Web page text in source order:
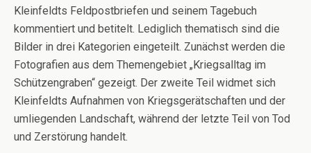
Kleinfeldts Feldpostbriefen und seinem Tagebuch
kommentiert und betitelt. Lediglich thematisch sind die
Bilder in drei Kategorien eingeteilt. Zunächst werden die
Fotografien aus dem Themengebiet „Kriegsalltag im
Schützengraben“ gezeigt. Der zweite Teil widmet sich
Kleinfeldts Aufnahmen von Kriegsgerätschaften und der
umliegenden Landschaft, während der letzte Teil von Tod
und Zerstörung handelt.